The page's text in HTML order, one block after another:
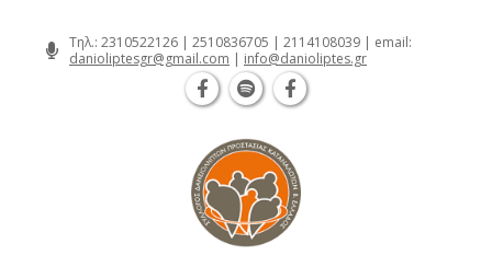
Τηλ.: 2310522126 | 2510836705 | 2114108039 | email:
danioliptesgr@gmail.com | info@danioliptes.gr